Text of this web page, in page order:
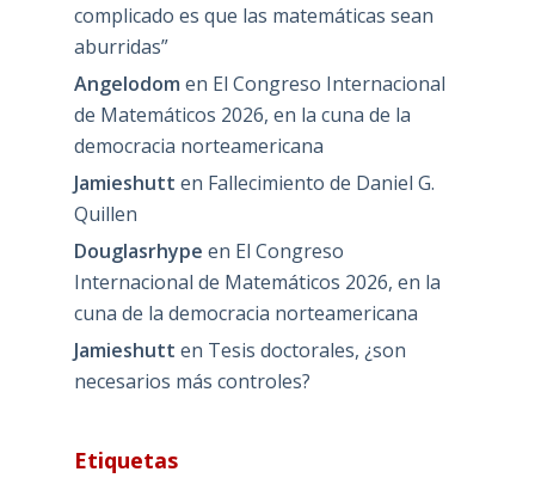
complicado es que las matemáticas sean
aburridas”
Angelodom en El Congreso Internacional
de Matemáticos 2026, en la cuna de la
democracia norteamericana
Jamieshutt en Fallecimiento de Daniel G.
Quillen
Douglasrhype en El Congreso
Internacional de Matemáticos 2026, en la
cuna de la democracia norteamericana
Jamieshutt en Tesis doctorales, ¿son
necesarios más controles?
Etiquetas